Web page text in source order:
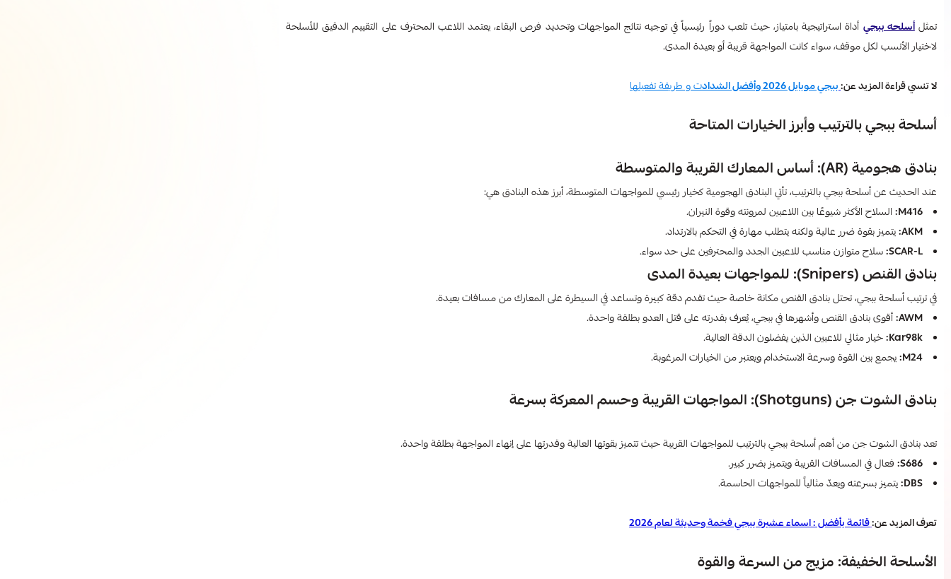
تمثلأسلحه ببجي أداة استراتيجية بامتياز، حيث تلعب دوراً رئيسياً في توجيه نتائج المواجهات وتحديد فرص البقاء، يعتمد اللاعب المحترف على التقييم الدقيق للأسلحة
لاختيار الأنسب لكل موقف، سواء كانت المواجهة قريبة أو بعيدة المدى.
لا تنسي قراءة المزيد عن:ببجي موبايل 2026 وأفضل الشداد ت و طريقة تفعيلها
أسلحة ببجي بالترتيب وأبرز الخيارات المتاحة
بنادق هجومية (AR): أساس المعارك القريبة والمتوسطة
عند الحديث عن أسلحة ببجي بالترتيب، تأتي البنادق الهجومية كخيار رئيسي للمواجهات المتوسطة، أبرز هذه البنادق هي:
M416: السلاح الأكثر شيوعًا بين اللاعبين لمرونته وقوة النيران.
AKM: يتميز بقوة ضرر عالية ولكنه يتطلب مهارة في التحكم بالارتداد.
SCAR-L: سلاح متوازن مناسب للاعبين الجدد والمحترفين على حد سواء.
بنادق القنص (Snipers): للمواجهات بعيدة المدى
في ترتيب أسلحة ببجي، تحتل بنادق القنص مكانة خاصة حيث تقدم دقة كبيرة وتساعد في السيطرة على المعارك من مسافات بعيدة.
AWM: أقوى بنادق القنص وأشهرها في ببجي، يُعرف بقدرته على قتل العدو بطلقة واحدة.
Kar98k: خيار مثالي للاعبين الذين يفضلون الدقة العالية.
M24: يجمع بين القوة وسرعة الاستخدام ويعتبر من الخيارات المرغوبة.
بنادق الشوت جن (Shotguns): المواجهات القريبة وحسم المعركة بسرعة
تعد بنادق الشوت جن من أهم أسلحة ببجي بالترتيب للمواجهات القريبة حيث تتميز بقوتها العالية وقدرتها على إنهاء المواجهة بطلقة واحدة.
S686: فعال في المسافات القريبة ويتميز بضرر كبير.
DBS: يتميز بسرعته ويعدّ مثالياً للمواجهات الحاسمة.
تعرف المزيد عن:قائمة بأفضل : اسماء عشيرة ببجي فخمة وحديثة لعام 2026
الأسلحة الخفيفة: مزيج من السرعة والقوة